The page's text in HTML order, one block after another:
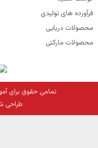
فرآورده های تولیدی
محصولات دریایی
محصولات مارکتی
تمامی حقوق برای
طراحی